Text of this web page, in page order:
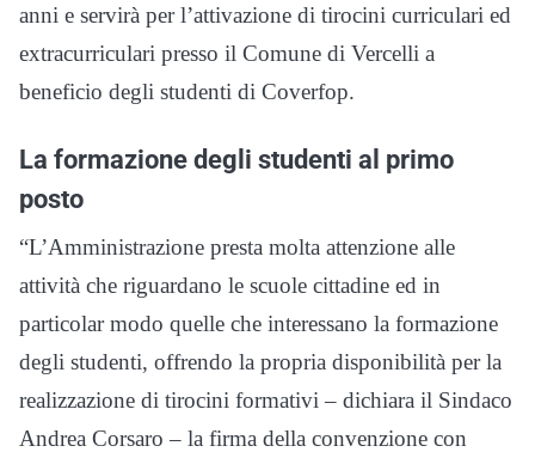
anni e servirà per l’attivazione di tirocini curriculari ed
extracurriculari presso il Comune di Vercelli a
beneficio degli studenti di Coverfop.
La formazione degli studenti al primo
posto
“L’Amministrazione presta molta attenzione alle
attività che riguardano le scuole cittadine ed in
particolar modo quelle che interessano la formazione
degli studenti, offrendo la propria disponibilità per la
realizzazione di tirocini formativi – dichiara il Sindaco
Andrea Corsaro – la firma della convenzione con